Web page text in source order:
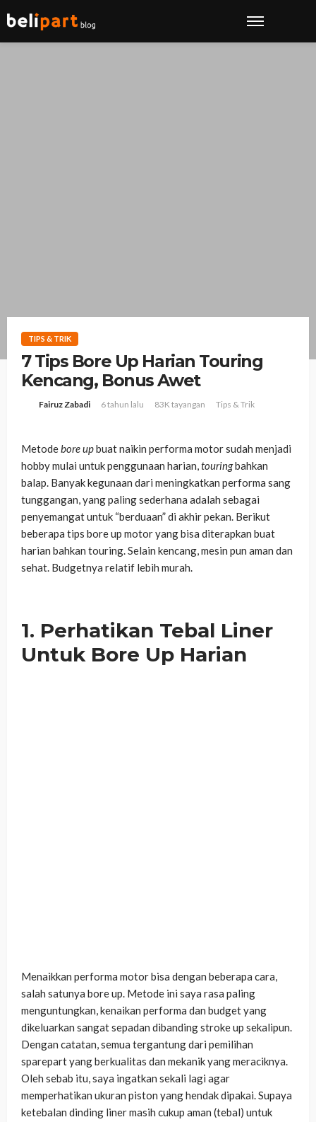
TIPS & TRIK
7 Tips Bore Up Harian Touring
Kencang, Bonus Awet
Fairuz Zabadi 6 tahun lalu 83K tayangan Tips & Trik
Metodebore upbuat naikin performa motor sudah menjadi
hobby mulai untuk penggunaan harian,touringbahkan
balap. Banyak kegunaan dari meningkatkan performa sang
tunggangan, yang paling sederhana adalah sebagai
penyemangat untuk “berduaan” di akhir pekan. Berikut
beberapa tips bore up motor yang bisa diterapkan buat
harian bahkan touring. Selain kencang, mesin pun aman dan
sehat. Budgetnya relatif lebih murah.
1. Perhatikan Tebal Liner
Untuk Bore Up Harian
Menaikkan performa motor bisa dengan beberapa cara,
salah satunya bore up. Metode ini saya rasa paling
menguntungkan, kenaikan performa dan budget yang
dikeluarkan sangat sepadan dibanding stroke up sekalipun.
Dengan catatan, semua tergantung dari pemilihan
sparepart yang berkualitas dan mekanik yang meraciknya.
Oleh sebab itu, saya ingatkan sekali lagi agar
memperhatikan ukuran piston yang hendak dipakai. Supaya
ketebalan dinding liner masih cukup aman (tebal) untuk